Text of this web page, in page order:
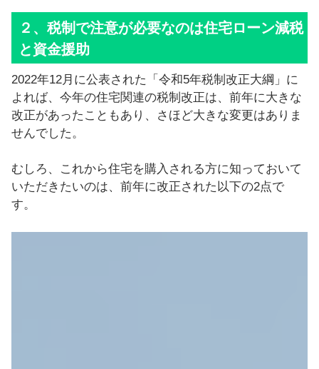
２、税制で注意が必要なのは住宅ローン減税
と資金援助
2022年12月に公表された「令和5年税制改正大綱」に
よれば、今年の住宅関連の税制改正は、前年に大きな
改正があったこともあり、さほど大きな変更はありま
せんでした。
むしろ、これから住宅を購入される方に知っておいて
いただきたいのは、前年に改正された以下の2点で
す。